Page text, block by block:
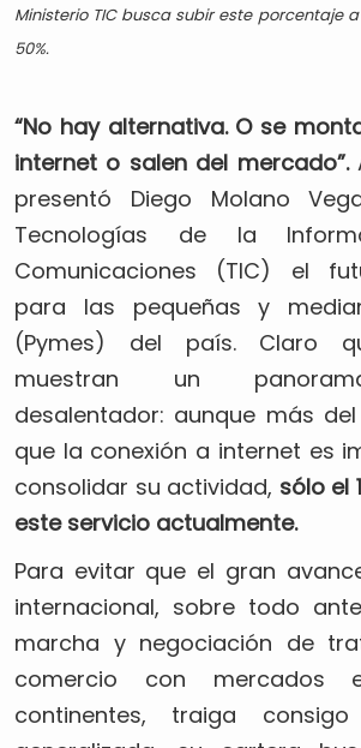
Ministerio TIC busca subir este porcentaje
50%.
“No hay alternativa. O se
internet o salen del mercado”.
presentó Diego Molano
Tecnologías de la
Comunicaciones (TIC) el
para las pequeñas y
(Pymes) del país. Claro
muestran un
desalentador: aunque más
que la conexión a internet es
consolidar su actividad, sólo el
este servicio actualmente.
Para evitar que el gran
internacional, sobre todo
marcha y negociación de
comercio con mercados
continentes, traiga